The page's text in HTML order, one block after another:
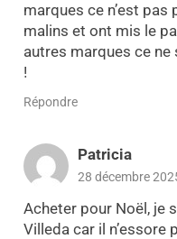
marques ce n’est pas
malins et ont mis le
autres marques ce
!
Répondre
Patricia
28 décembre
Acheter pour Noël, je
Villeda car il n’essore